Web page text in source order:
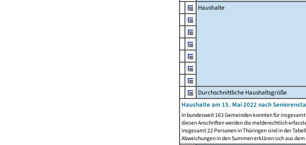
Haushalte
Durchschnittliche Haushaltsgröße
Haushalte am 15. Mai 2022 nach
In bundesweit 163 Gemeinden konnten für
diesen Anschriften werden die melderechtlich
insgesamt 22 Personen in Thüringen sind in der
Abweichungen in den Summen erklären sich aus